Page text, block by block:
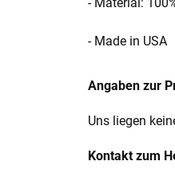
- Made in USA
Angaben zur
Uns liegen
Kontakt zum